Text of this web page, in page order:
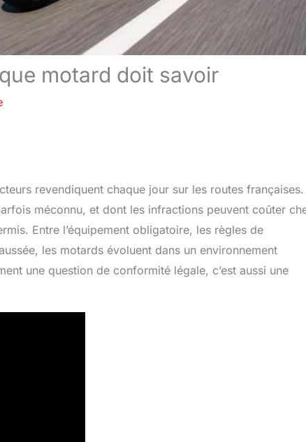
motard doit savoir
revendiquent chaque jour sur les routes françaises.
méconnu, et dont les infractions peuvent coûter
Entre l’équipement obligatoire, les règles de
les motards évoluent dans un environnement
une question de conformité légale, c’est aussi une